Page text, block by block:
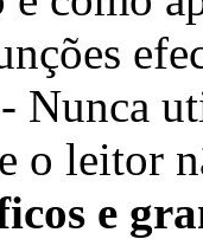
- Nunca
o leitor
e